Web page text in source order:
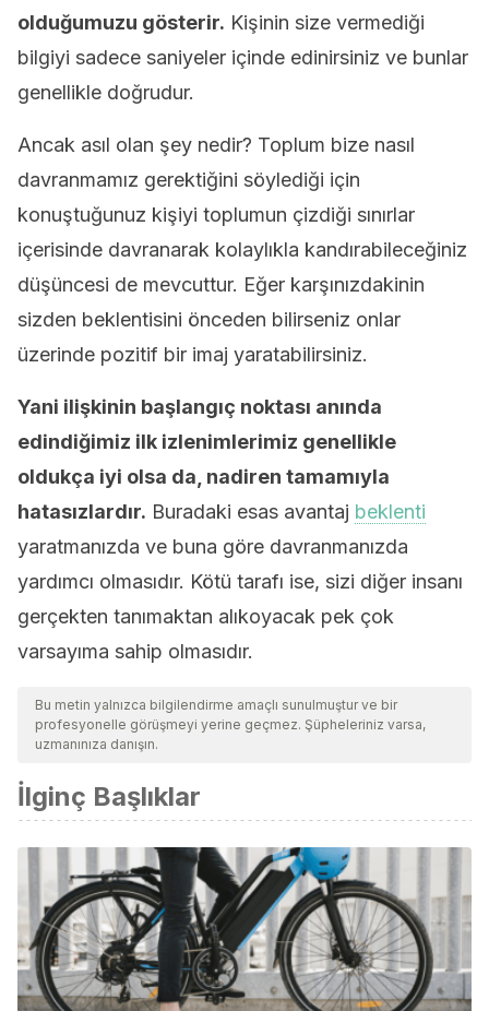
olduğumuzu gösterir. Kişinin size vermediği
bilgiyi sadece saniyeler içinde edinirsiniz ve bunlar
genellikle doğrudur.
Ancak asıl olan şey nedir? Toplum bize nasıl
davranmamız gerektiğini söylediği için
konuştuğunuz kişiyi toplumun çizdiği sınırlar
içerisinde davranarak kolaylıkla kandırabileceğiniz
düşüncesi de mevcuttur. Eğer karşınızdakinin
sizden beklentisini önceden bilirseniz onlar
üzerinde pozitif bir imaj yaratabilirsiniz.
Yani ilişkinin başlangıç noktası anında
edindiğimiz ilk izlenimlerimiz genellikle
oldukça iyi olsa da, nadiren tamamıyla
hatasızlardır. Buradaki esas avantaj beklenti
yaratmanızda ve buna göre davranmanızda
yardımcı olmasıdır. Kötü tarafı ise, sizi diğer insanı
gerçekten tanımaktan alıkoyacak pek çok
varsayıma sahip olmasıdır.
Bu metin yalnızca bilgilendirme amaçlı sunulmuştur ve bir
profesyonelle görüşmeyi yerine geçmez. Şüpheleriniz varsa,
uzmanınıza danışın.
İlginç Başlıklar